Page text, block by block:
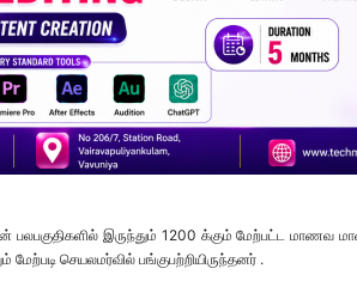
பலபகுதிகளில் இருந்தும் 1200 க்கும் மேற்பட்ட
செயலமர்வில் பங்குபற்றியிருந்தனர் .